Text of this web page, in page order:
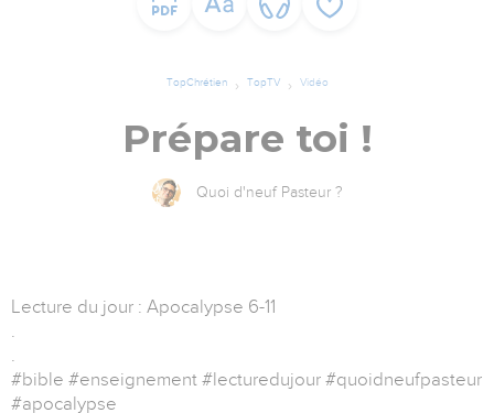
TopChrétien TopTV Vidéo
Prépare toi !
Quoi d'neuf Pasteur ?
Lecture du jour : Apocalypse 6-11
.
.
#bible #enseignement #lecturedujour #quoidneufpasteur
#apocalypse